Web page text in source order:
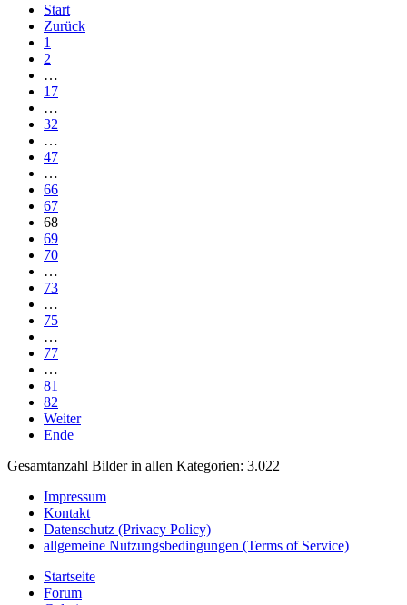
Start
Zurück
1
2
…
17
…
32
…
47
…
66
67
68
69
70
…
73
…
75
…
77
…
81
82
Weiter
Ende
Gesamtanzahl Bilder in allen Kategorien: 3.022
Impressum
Kontakt
Datenschutz (Privacy Policy)
allgemeine Nutzungsbedingungen (Terms of Service)
Startseite
Forum